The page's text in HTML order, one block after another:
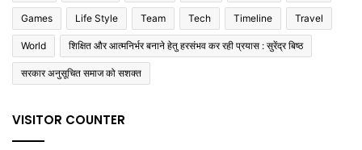
Games Life Style Team Tech Timeline Travel
World शिक्षित और आत्मनिर्भर बनाने हेतु हरसंभव कर रही प्रयास : सुरेंद्र बिष्ठ
सरकार अनुसूचित समाज को सशक्त
VISITOR COUNTER